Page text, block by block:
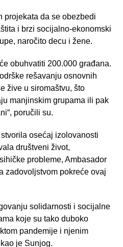
projekata da se obezbedi
i brzi socijalno-ekonomski
naročito decu i žene.
obuhvatiti 200.000 građana.
rešavanju osnovnih
žive u siromaštvu, što
manjinskim grupama ili pak
poručili su.
osećaj izolovanosti
društveni život,
probleme, Ambasador
zadovoljstvom pokreće ovaj
solidarnosti i socijalne
koje su tako duboko
pandemije i njenim
je Sunjog.